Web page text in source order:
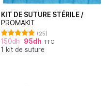
KIT DE SUTURE STÉRILE /
PROMAKIT
Note4.92
sur 5
(25)
150dh 95dh TTC
1 kit de suture